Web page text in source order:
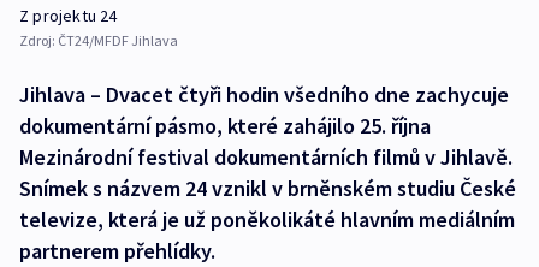
Z projektu 24
Zdroj: ČT24/MFDF Jihlava
Jihlava – Dvacet čtyři hodin všedního dne zachycuje
dokumentární pásmo, které zahájilo 25. října
Mezinárodní festival dokumentárních filmů v Jihlavě.
Snímek s názvem 24 vznikl v brněnském studiu České
televize, která je už poněkolikáté hlavním mediálním
partnerem přehlídky.